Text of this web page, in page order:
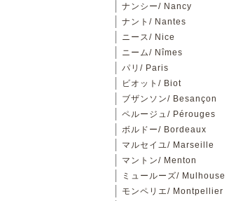
ナンシー/ Nancy
ナント/ Nantes
ニース/ Nice
ニーム/ Nîmes
パリ/ Paris
ビオット/ Biot
ブザンソン/ Besançon
ペルージュ/ Pérouges
ボルドー/ Bordeaux
マルセイユ/ Marseille
マントン/ Menton
ミュールーズ/ Mulhouse
モンペリエ/ Montpellier